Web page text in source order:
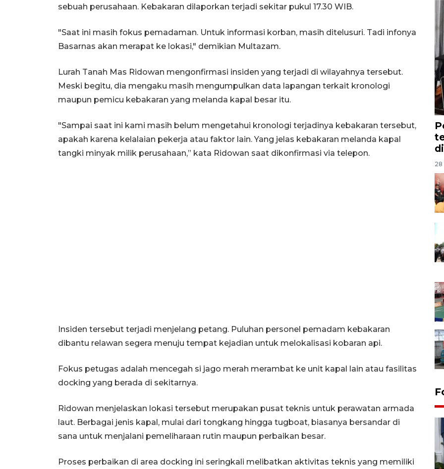
sebuah perusahaan. Kebakaran dilaporkan terjadi sekitar pukul 17.30 WIB.
"Saat ini masih fokus pemadaman. Untuk informasi korban, masih ditelusuri. Tadi infonya
Basarnas akan merapat ke lokasi," demikian Multazam.
Lurah Tanah Mas Ridowan mengonfirmasi insiden yang terjadi di wilayahnya tersebut.
Meski begitu, dia mengaku masih mengumpulkan data lapangan terkait kronologi
maupun pemicu kebakaran yang melanda kapal besar itu.
"Sampai saat ini kami masih belum mengetahui kronologi terjadinya kebakaran tersebut,
apakah karena kelalaian pekerja atau faktor lain. Yang jelas kebakaran melanda kapal
tangki minyak milik perusahaan,” kata Ridowan saat dikonfirmasi via telepon.
Insiden tersebut terjadi menjelang petang. Puluhan personel pemadam kebakaran
dibantu relawan segera menuju tempat kejadian untuk melokalisasi kobaran api.
Fokus petugas adalah mencegah si jago merah merambat ke unit kapal lain atau fasilitas
docking yang berada di sekitarnya.
Ridowan menjelaskan lokasi tersebut merupakan pusat teknis untuk perawatan armada
laut. Berbagai jenis kapal, mulai dari tongkang hingga tugboat, biasanya bersandar di
sana untuk menjalani pemeliharaan rutin maupun perbaikan besar.
Proses perbaikan di area docking ini seringkali melibatkan aktivitas teknis yang memiliki
28